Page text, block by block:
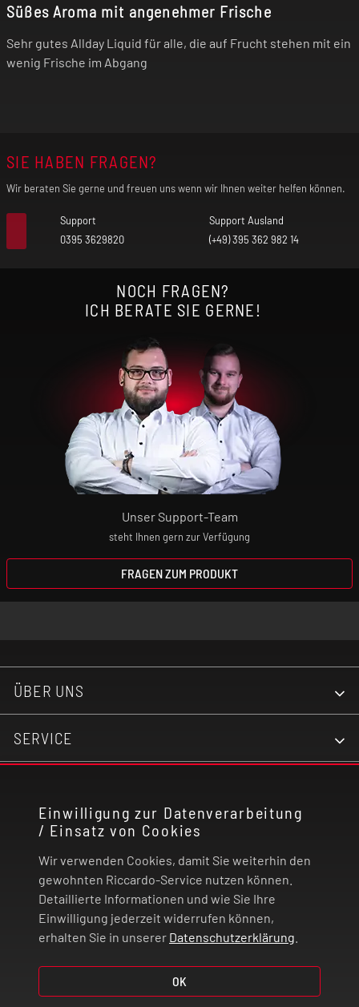
Einwilligung zur Datenverarbeitung
/ Einsatz von Cookies
Wir verwenden Cookies, damit Sie weiterhin den
gewohnten Riccardo-Service nutzen können.
Detaillierte Informationen und wie Sie Ihre
Einwilligung jederzeit widerrufen können,
erhalten Sie in unserer Datenschutzerklärung
OK
Süßes Aroma mit angenehmer Frische
Sehr gutes Allday Liquid für alle, die auf Frucht stehen mit ein
wenig Frische im Abgang
SIE HABEN FRAGEN?
Wir beraten Sie gerne und freuen uns wenn wir Ihnen weiter helfen können.
Support
0395 3629820
Support Ausland
(+49) 395 362 982 14
NOCH FRAGEN?
ICH BERATE SIE GERNE!
Unser Support-Team
steht Ihnen gern zur Verfügung
FRAGEN ZUM PRODUKT
ÜBER UNS
SERVICE
RECHTLICHES
ZAHLUNG UND VERSAND
VERTRAG WIDERRUFEN
© 2026 | Riccardo Onlinestore GmbH